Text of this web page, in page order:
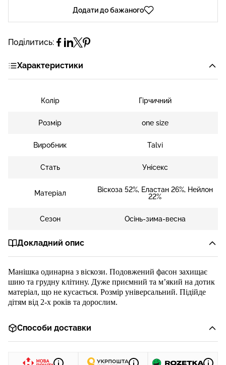
Додати до бажаного
Поділитись:
Характеристики
Колір Гірчичний
Розмір one size
Виробник Talvi
Стать Унісекс
Матеріал
Віскоза 52%, Еластан 26%, Нейлон
22%
Сезон Осінь-зима-весна
Докладний опис
Манішка одинарна з віскози. Подовжений фасон захищає
шию та грудну клітину. Дуже приємний та м’який на дотик
матеріал, що не кусається. Розмір універсальний. Підійде
дітям від 2-х років та дорослим.
Способи доставки